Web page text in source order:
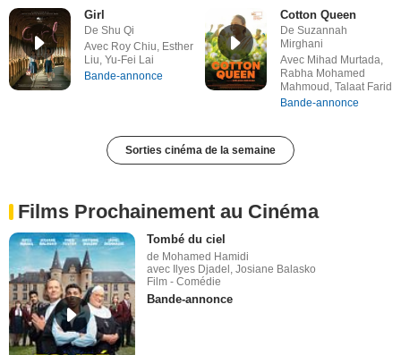
Girl
De Shu Qi
Avec Roy Chiu, Esther
Liu, Yu-Fei Lai
Bande-annonce
Cotton Queen
De Suzannah
Mirghani
Avec Mihad Murtada,
Rabha Mohamed
Mahmoud, Talaat Farid
Bande-annonce
Sorties cinéma de la semaine
Films Prochainement au Cinéma
Tombé du ciel
de Mohamed Hamidi
avec Ilyes Djadel, Josiane Balasko
Film - Comédie
Bande-annonce